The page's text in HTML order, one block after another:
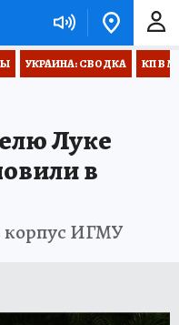
УКРАИНА: СВОДКА КП В
Луке
в
корпус ИГМУ